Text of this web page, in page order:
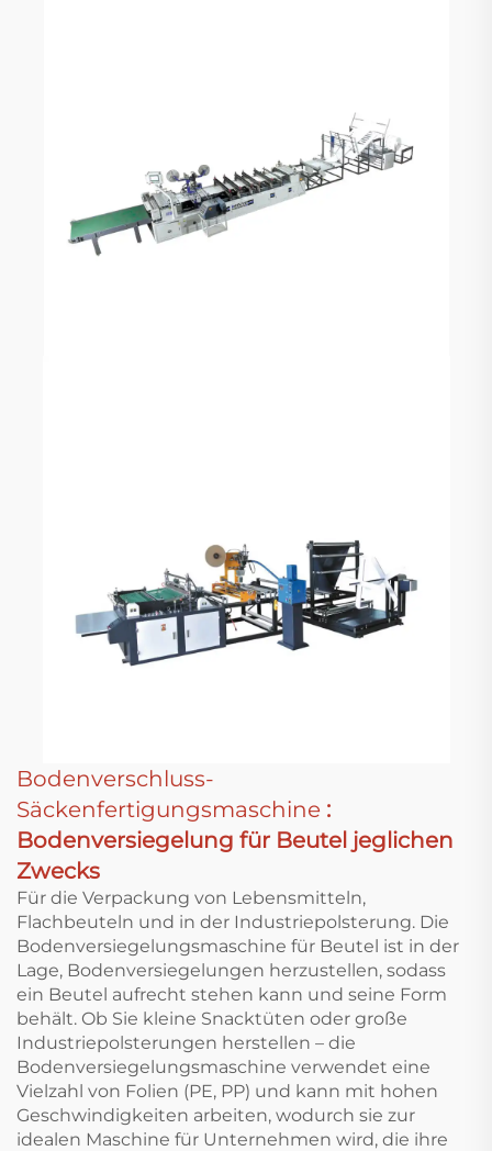
Bodenverschluss-
Säckenfertigungsmaschine :
Bodenversiegelung für Beutel jeglichen
Zwecks
Für die Verpackung von Lebensmitteln,
Flachbeuteln und in der Industriepolsterung. Die
Bodenversiegelungsmaschine für Beutel ist in der
Lage, Bodenversiegelungen herzustellen, sodass
ein Beutel aufrecht stehen kann und seine Form
behält. Ob Sie kleine Snacktüten oder große
Industriepolsterungen herstellen – die
Bodenversiegelungsmaschine verwendet eine
Vielzahl von Folien (PE, PP) und kann mit hohen
Geschwindigkeiten arbeiten, wodurch sie zur
idealen Maschine für Unternehmen wird, die ihre